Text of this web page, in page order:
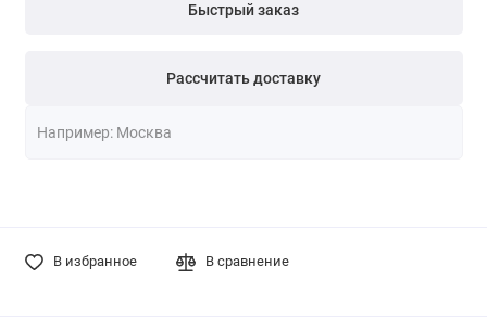
Быстрый заказ
Рассчитать доставку
В избранное В сравнение